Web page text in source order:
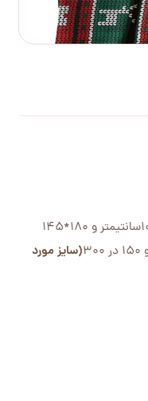
180*100سانتیمتر و 180*145
(سایز مورد